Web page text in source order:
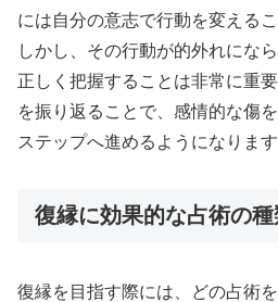
には自分の意志で行動を変える
しかし、その行動が的外れにな
正しく把握することは非常に重
を振り返ることで、感情的な傷
ステップへ進めるようになります
復縁に効果的な占術の
復縁を目指す際には、どの占術